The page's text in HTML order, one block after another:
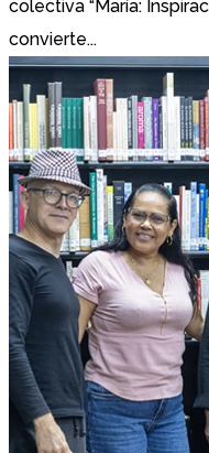
colectiva “María:
convierte...